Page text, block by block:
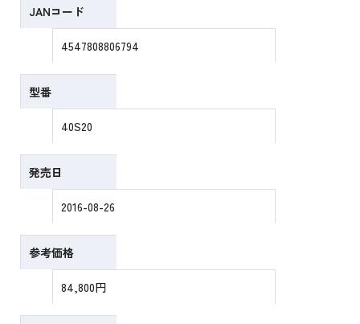
JANコード
4547808806794
型番
40S20
発売日
2016-08-26
参考価格
84,800円